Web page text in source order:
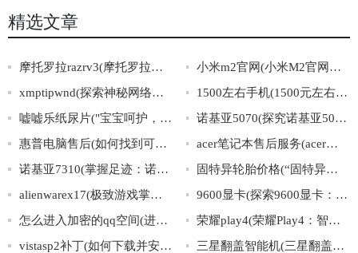
精选文章
摩托罗拉razrv3(摩托罗拉经典智能机：RAZRV3)
小米m2官网(小米M2官网最新资讯及购买指南)
xmptipwnd(探索神秘网络岛屿“xmptipwnd”的秘密世界)
1500左右手机(1500元左右的手机推荐及选购攻略，最新列表必看！)
嘘嘘乐纸尿片("宝宝呵护，选择嘘嘘乐纸尿片，给宝宝最舒适的呵护！")
诺基亚5070(探究诺基亚5070：功能与特点解析)
惠普电脑售后(如何找到可信赖的惠普电脑售后服务？)
acer笔记本售后服务(acer笔记本售后服务：专业解决您的问题)
诺基亚7310(掌握足迹：诺基亚7310的历史、特点与演变)
固特异轮胎价格(“固特异轮胎价格”大揭秘，你真的了解吗？)
alienwarex17(极致游戏掌控力，全面解析AlienwareX17！)
9600显卡(探索9600显卡：性能与应用详解)
怎么进入加密的qq空间(进入加密的QQ空间方法大全)
荣耀play4(荣耀Play4：智能AI芯片+超感光四摄，全面屏续航新飞跃！)
vistasp2补丁(如何下载并安装VistaSP2补丁？)
三星翻盖智能机(三星翻盖智能机：传承经典，再次焕发风采)